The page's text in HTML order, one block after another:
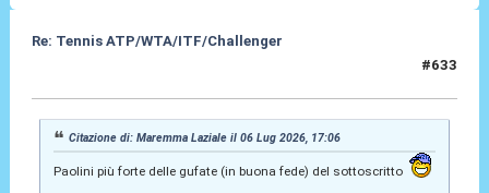
Re: Tennis ATP/WTA/ITF/Challenger
#633
Citazione di: Maremma Laziale il 06 Lug 2026, 17:06
Paolini più forte delle gufate (in buona fede) del sottoscritto